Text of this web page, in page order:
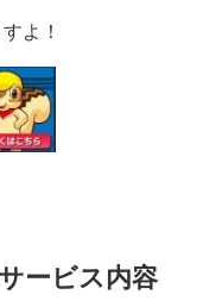
よ！
ービス内容